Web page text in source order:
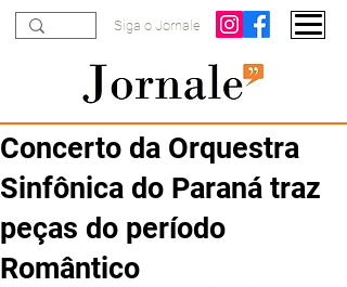
Siga o Jornale
Concerto da Orquestra
Sinfônica do Paraná traz
peças do período
Romântico